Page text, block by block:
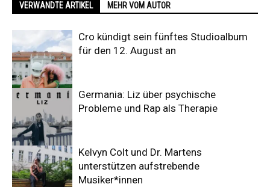
VERWANDTE ARTIKEL MEHR VOM AUTOR
Cro kündigt sein fünftes Studioalbum
für den 12. August an
Germania: Liz über psychische
Probleme und Rap als Therapie
Kelvyn Colt und Dr. Martens
unterstützen aufstrebende
Musiker*innen